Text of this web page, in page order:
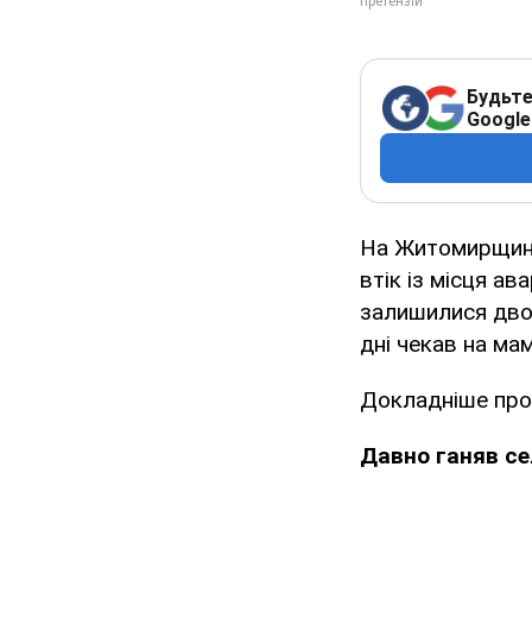
Google
На
втік із місця
залишилися
дні чекав на
Докладніше про
Давно ганяв